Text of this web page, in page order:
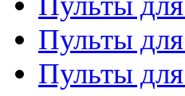
Пульты
Пульты